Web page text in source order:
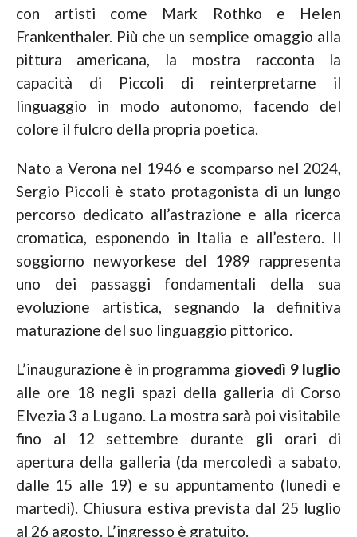
con artisti come Mark Rothko e Helen
Frankenthaler. Più che un semplice omaggio alla
pittura americana, la mostra racconta la
capacità di Piccoli di reinterpretarne il
linguaggio in modo autonomo, facendo del
colore il fulcro della propria poetica.
Nato a Verona nel 1946 e scomparso nel 2024,
Sergio Piccoli è stato protagonista di un lungo
percorso dedicato all’astrazione e alla ricerca
cromatica, esponendo in Italia e all’estero. Il
soggiorno newyorkese del 1989 rappresenta
uno dei passaggi fondamentali della sua
evoluzione artistica, segnando la definitiva
maturazione del suo linguaggio pittorico.
L’inaugurazione è in programma giovedì 9 luglio
alle ore 18 negli spazi della galleria di Corso
Elvezia 3 a Lugano. La mostra sarà poi visitabile
fino al 12 settembre durante gli orari di
apertura della galleria (da mercoledì a sabato,
dalle 15 alle 19) e su appuntamento (lunedì e
martedì). Chiusura estiva prevista dal 25 luglio
al 26 agosto. L’ingresso è gratuito.